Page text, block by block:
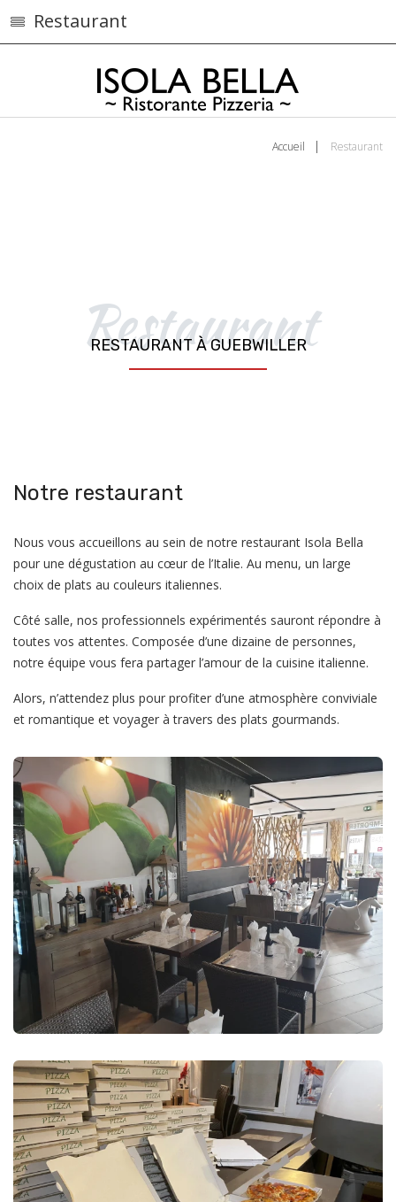
Restaurant
Accueil Restaurant
Restaurant
RESTAURANT À GUEBWILLER
Notre restaurant
Nous vous accueillons au sein de notre restaurant Isola Bella
pour une dégustation au cœur de l’Italie. Au menu, un large
choix de plats au couleurs italiennes.
Côté salle, nos professionnels expérimentés sauront répondre à
toutes vos attentes. Composée d’une dizaine de personnes,
notre équipe vous fera partager l’amour de la cuisine italienne.
Alors, n’attendez plus pour profiter d’une atmosphère conviviale
et romantique et voyager à travers des plats gourmands.